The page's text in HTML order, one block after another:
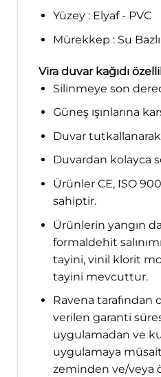
Yüzey : Elyaf - PVC
Mürekkep : Su Bazlı
Vira duvar kağıdı
Silinmeye son
Güneş ışınlarına
Duvar
Duvardan kolayca
Ürünler CE, ISO
sahiptir.
Ürünlerin yangın
formaldehit
tayini, vinil klorit
tayini mevcuttur.
Ravena tarafından
verilen garanti
uygulamadan ve
uygulamaya
zeminden ve/veya